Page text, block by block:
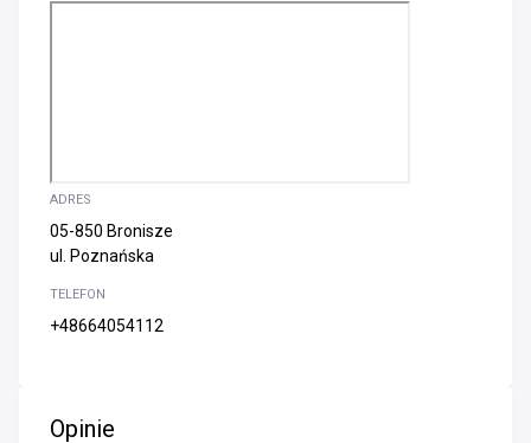
ADRES
05-850 Bronisze
ul. Poznańska
TELEFON
+48664054112
Opinie